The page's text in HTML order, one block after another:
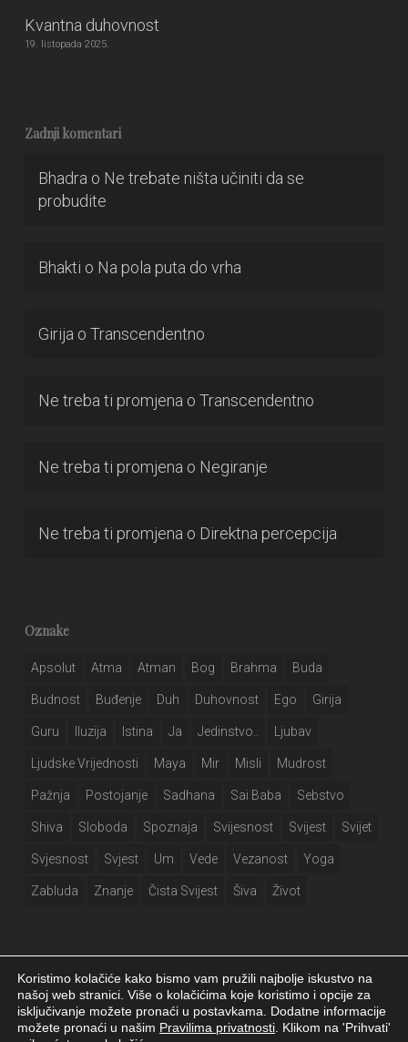
Kvantna duhovnost
19. listopada 2025.
Zadnji komentari
Bhadra o Ne trebate ništa učiniti da se
probudite
Bhakti o Na pola puta do vrha
Girija o Transcendentno
Ne treba ti promjena o Transcendentno
Ne treba ti promjena o Negiranje
Ne treba ti promjena o Direktna percepcija
Oznake
Apsolut Atma Atman Bog Brahma Buda
Budnost Buđenje Duh Duhovnost Ego Girija
Guru Iluzija Istina Ja Jedinstvo.. Ljubav
Ljudske Vrijednosti Maya Mir Misli Mudrost
Pažnja Postojanje Sadhana Sai Baba Sebstvo
Shiva Sloboda Spoznaja Svijesnost Svijest Svijet
Svjesnost Svjest Um Vede Vezanost Yoga
Zabluda Znanje Čista Svijest Šiva Život
Girija.info 2026 |Izjava o privatnosti|Postavke kolačića|Izrada web
stranice
Koristimo kolačiće kako bismo vam pružili najbolje iskustvo na
našoj web stranici. Više o kolačićima koje koristimo i opcije za
isključivanje možete pronaći u postavkama. Dodatne informacije
možete pronaći u našim Pravilima privatnosti . Klikom na 'Prihvati'